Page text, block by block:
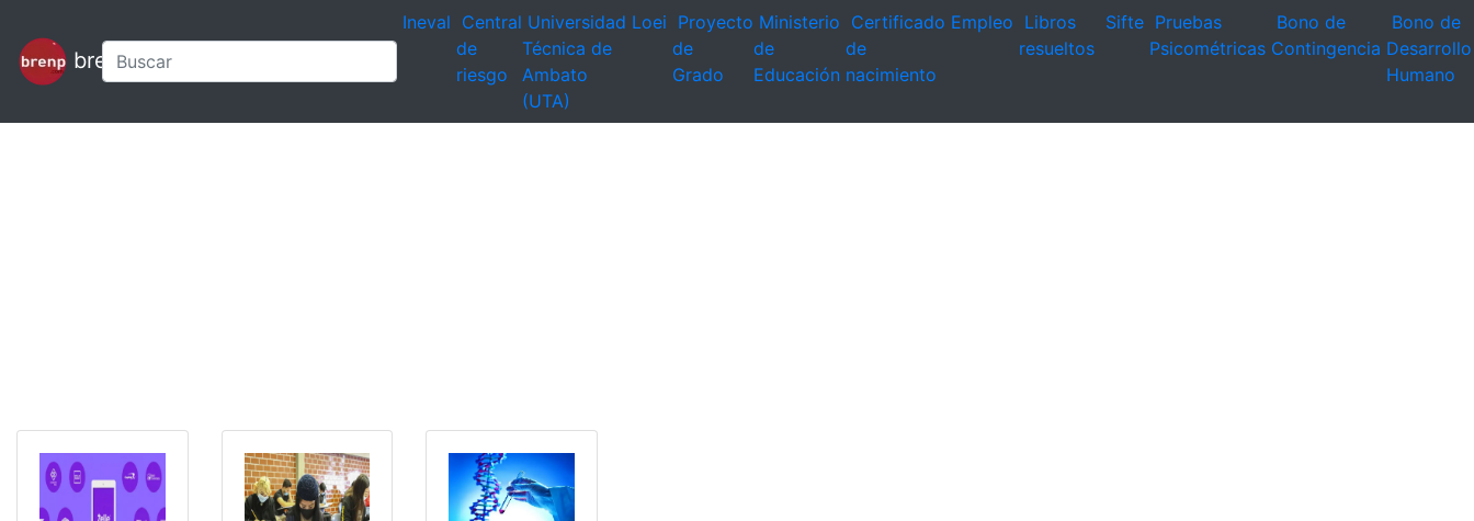
brenp
Ineval Central
de
riesgo
Universidad
Técnica de
Ambato
(UTA)
Loei Proyecto
de
Grado
Ministerio
de
Educación
Certificado
de
nacimiento
Empleo Libros
resueltos
Sifte Pruebas
Psicométricas
Bono de
Contingencia
Bono de
Desarrollo
Humano